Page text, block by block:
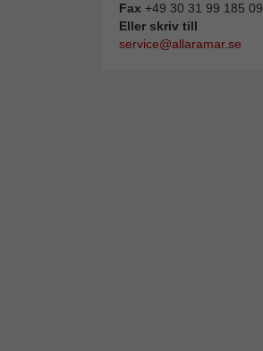
Fax +49 30 31 99 185 09
Eller skriv till
service@allaramar.se